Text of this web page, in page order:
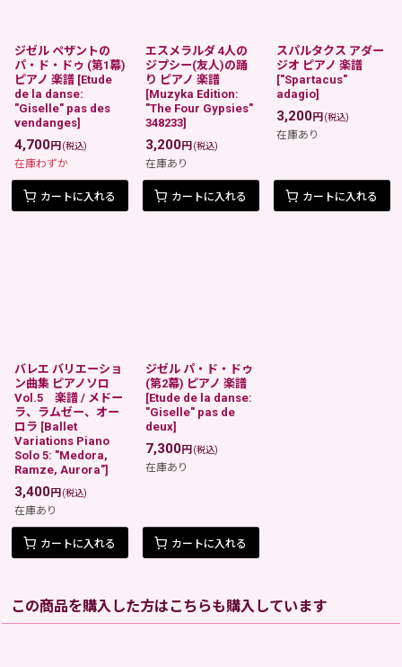
ジゼル ペザントの
パ・ド・ドゥ (第1幕)
ピアノ 楽譜 [Etude
de la danse:
"Giselle" pas des
vendanges]
4,700円(税込)
在庫わずか
カートに入れる
エスメラルダ 4人の
ジプシー(友人)の踊
り ピアノ 楽譜
[Muzyka Edition:
"The Four Gypsies"
348233]
3,200円(税込)
在庫あり
カートに入れる
スパルタクス アダー
ジオ ピアノ 楽譜
["Spartacus"
adagio]
3,200円(税込)
在庫あり
カートに入れる
バレエ バリエーショ
ン曲集 ピアノソロ
Vol.5 楽譜 / メドー
ラ、ラムゼー、オー
ロラ [Ballet
Variations Piano
Solo 5: "Medora,
Ramze, Aurora"]
3,400円(税込)
在庫あり
カートに入れる
ジゼル パ・ド・ドゥ
(第2幕) ピアノ 楽譜
[Etude de la danse:
"Giselle" pas de
deux]
7,300円(税込)
在庫あり
カートに入れる
この商品を購入した方はこちらも購入しています